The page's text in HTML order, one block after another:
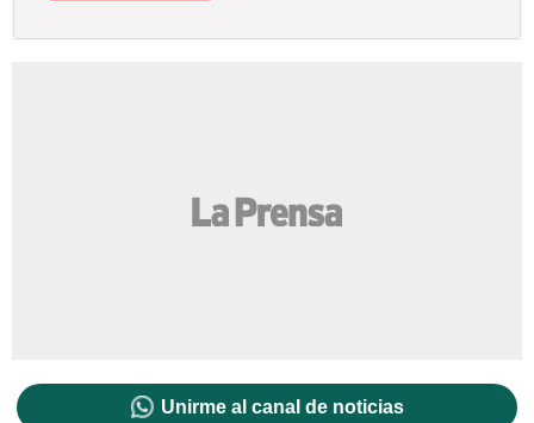
Unirme al canal de noticias